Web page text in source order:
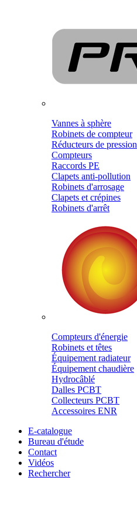
Vannes à sphère
Robinets de compteur
Réducteurs de pression
Compteurs
Raccords PE
Clapets anti-pollution
Robinets d'arrosage
Clapets et crépines
Robinets d'arrêt
Compteurs d'énergie
Robinets et têtes
Équipement radiateur
Équipement chaudière
Hydrocâblé
Dalles PCBT
Collecteurs PCBT
Accessoires ENR
E-catalogue
Bureau d'étude
Contact
Vidéos
Rechercher